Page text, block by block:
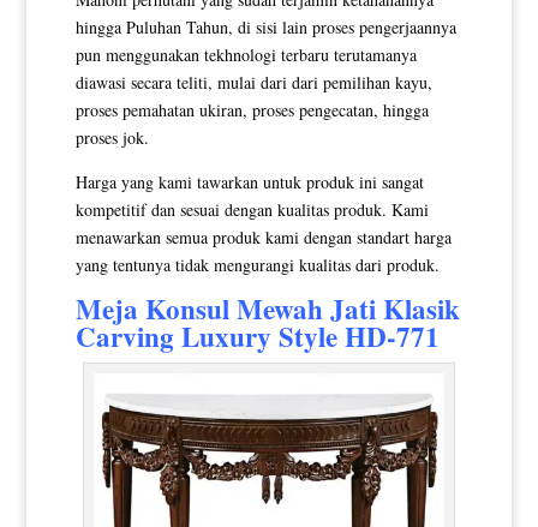
hingga Puluhan Tahun, di sisi lain proses pengerjaannya
pun menggunakan tekhnologi terbaru terutamanya
diawasi secara teliti, mulai dari dari pemilihan kayu,
proses pemahatan ukiran, proses pengecatan, hingga
proses jok.
Harga yang kami tawarkan untuk produk ini sangat
kompetitif dan sesuai dengan kualitas produk. Kami
menawarkan semua produk kami dengan standart harga
yang tentunya tidak mengurangi kualitas dari produk.
Meja Konsul MewahJati Klasik
Carving Luxury Style HD-771